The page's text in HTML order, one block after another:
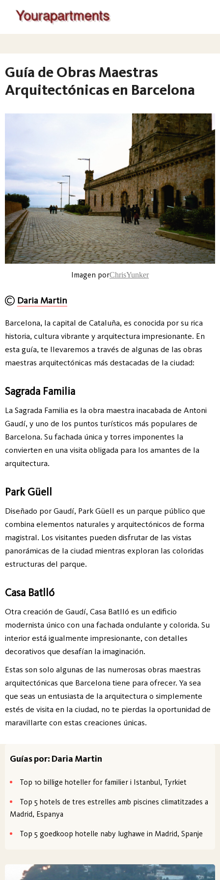
Guía de Obras Maestras
Arquitectónicas en Barcelona
Imagen porChrisYunker
Daria Martin
Barcelona, la capital de Cataluña, es conocida por su rica
historia, cultura vibrante y arquitectura impresionante. En
esta guía, te llevaremos a través de algunas de las obras
maestras arquitectónicas más destacadas de la ciudad:
Sagrada Familia
La Sagrada Familia es la obra maestra inacabada de Antoni
Gaudí, y uno de los puntos turísticos más populares de
Barcelona. Su fachada única y torres imponentes la
convierten en una visita obligada para los amantes de la
arquitectura.
Park Güell
Diseñado por Gaudí, Park Güell es un parque público que
combina elementos naturales y arquitectónicos de forma
magistral. Los visitantes pueden disfrutar de las vistas
panorámicas de la ciudad mientras exploran las coloridas
estructuras del parque.
Casa Batlló
Otra creación de Gaudí, Casa Batlló es un edificio
modernista único con una fachada ondulante y colorida. Su
interior está igualmente impresionante, con detalles
decorativos que desafían la imaginación.
Estas son solo algunas de las numerosas obras maestras
arquitectónicas que Barcelona tiene para ofrecer. Ya sea
que seas un entusiasta de la arquitectura o simplemente
estés de visita en la ciudad, no te pierdas la oportunidad de
maravillarte con estas creaciones únicas.
Guías por: Daria Martin
Top 10 billige hoteller for familier i Istanbul, Tyrkiet
Top 5 hotels de tres estrelles amb piscines climatitzades a
Madrid, Espanya
Top 5 goedkoop hotelle naby lughawe in Madrid, Spanje